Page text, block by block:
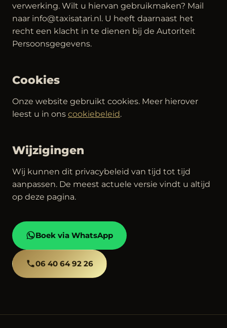
verwerking. Wilt u hiervan gebruikmaken? Mail
naar info@taxisatari.nl. U heeft daarnaast het
recht een klacht in te dienen bij de Autoriteit
Persoonsgegevens.
Cookies
Onze website gebruikt cookies. Meer hierover
leest u in ons cookiebeleid.
Wijzigingen
Wij kunnen dit privacybeleid van tijd tot tijd
aanpassen. De meest actuele versie vindt u altijd
op deze pagina.
Boek via WhatsApp
06 40 64 92 26